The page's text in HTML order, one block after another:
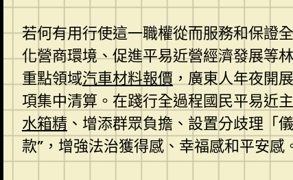
若何有用行使這一職權從而服務和保證
化營商環境、促進平易近營經濟發展等
重點領域汽車材料報價，廣東人年夜開
項集中清算。在踐行全過程國民平易近
水箱精、增添群眾負擔、設置分歧理「
款”，增強法治獲得感、幸福感和平安感